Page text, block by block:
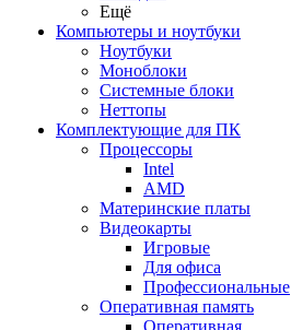
Ещё
Компьютеры и ноутбуки
Ноутбуки
Моноблоки
Системные блоки
Неттопы
Комплектующие для ПК
Процессоры
Intel
AMD
Материнские платы
Видеокарты
Игровые
Для офиса
Профессиональные
Оперативная память
Оперативная